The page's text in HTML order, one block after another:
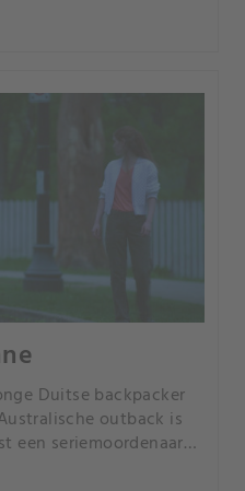
Duitse backpacker
outback is
een seriemoordenaar